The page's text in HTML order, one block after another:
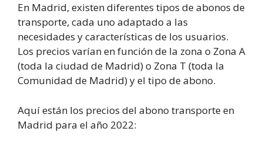
En Madrid, existen diferentes tipos de abonos de
transporte, cada uno adaptado a las
necesidades y características de los usuarios.
Los precios varían en función de la zona o Zona A
(toda la ciudad de Madrid) o Zona T (toda la
Comunidad de Madrid) y el tipo de abono.
Aquí están los precios del abono transporte en
Madrid para el año 2022: